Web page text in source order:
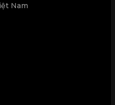
Nai: Lễ Khai mạc
Ninh: Thành lập tỉnh
Nam